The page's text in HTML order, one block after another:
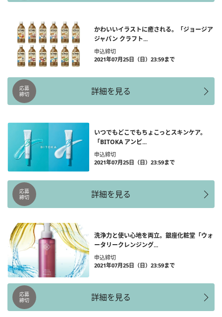
かわいいイラストに癒される。「ジョージア
ジャパン クラフト...
申込締切
2021年07月25日（日）23:59まで
詳細を見る
応募
締切
いつでもどこでもちょこっとスキンケア。
「BITOKA アンピ...
申込締切
2021年07月25日（日）23:59まで
詳細を見る
応募
締切
洗浄力と使い心地を両立。銀座化粧堂「ウォ
ータリークレンジング...
申込締切
2021年07月25日（日）23:59まで
詳細を見る
応募
締切